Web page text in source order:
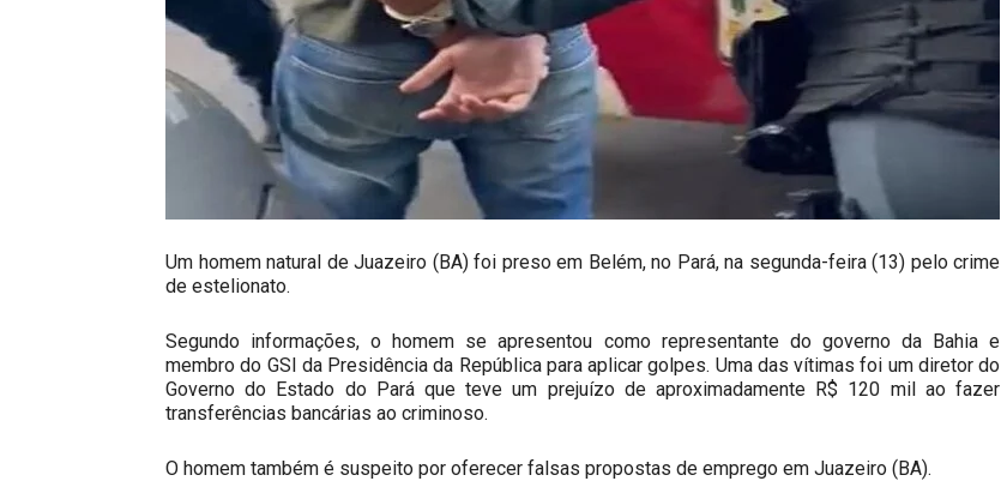
Um homem natural de Juazeiro (BA) foi preso em Belém, no Pará, na segunda-feira (13) pelo crime
de estelionato.
Segundo informações, o homem se apresentou como representante do governo da Bahia e
membro do GSI da Presidência da República para aplicar golpes. Uma das vítimas foi um diretor do
Governo do Estado do Pará que teve um prejuízo de aproximadamente R$ 120 mil ao fazer
transferências bancárias ao criminoso.
O homem também é suspeito por oferecer falsas propostas de emprego em Juazeiro (BA).